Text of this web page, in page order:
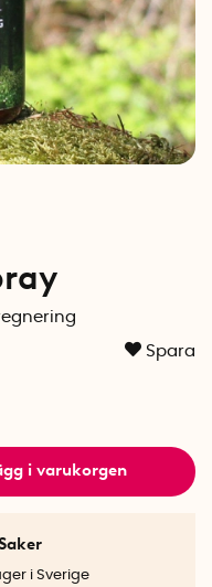
Spara
i varukorgen
i Sverige